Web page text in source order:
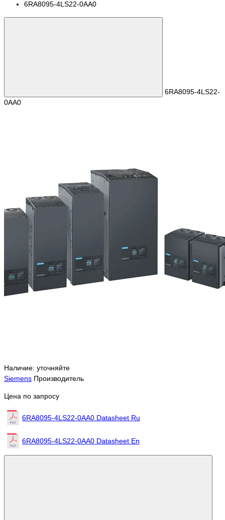
6RA8095-4LS22-0AA0
6RA8095-4LS22-
0AA0
Наличие: уточняйте
Siemens Производитель
Цена по запросу
6RA8095-4LS22-0AA0 Datasheet Ru
6RA8095-4LS22-0AA0 Datasheet En